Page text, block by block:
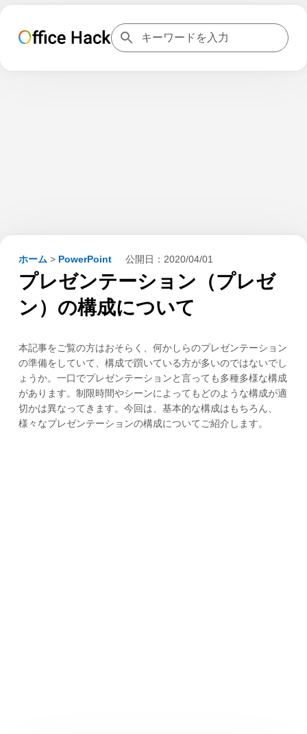
ホーム > PowerPoint 公開日： 2020/04/01
プレゼンテーション（プレゼ
ン）の構成について
本記事をご覧の方はおそらく、何かしらのプレゼンテーション
の準備をしていて、構成で躓いている方が多いのではないでし
ょうか。一口でプレゼンテーションと言っても多種多様な構成
があります。制限時間やシーンによってもどのような構成が適
切かは異なってきます。今回は、基本的な構成はもちろん、
様々なプレゼンテーションの構成についてご紹介します。